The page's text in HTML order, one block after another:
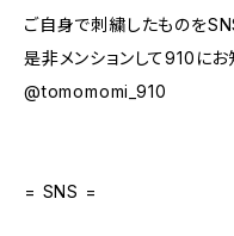
ご自身で刺繍したものを
是非メンションして910に
@tomomomi_910
= SNS =